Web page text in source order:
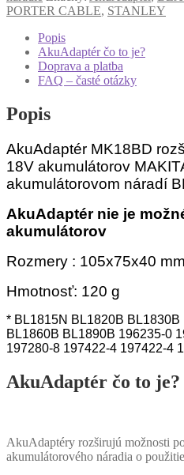
PORTER CABLE, STANLEY
Popis
AkuAdaptér čo to je?
Doprava a platba
FAQ – časté otázky
Popis
AkuAdaptér MK18BD
18V akumulátorov
akumulátorovom náradí
AkuAdaptér nie je
akumulátorov
Rozmery : 105x75x40 mm
Hmotnosť: 120 g
* BL1815N BL1820B
BL1860B BL1890B 196235-0
197280-8 197422-4 197422-4
AkuAdaptér čo to je?
AkuAdaptéry rozširujú možnosti
akumulátorového náradia o